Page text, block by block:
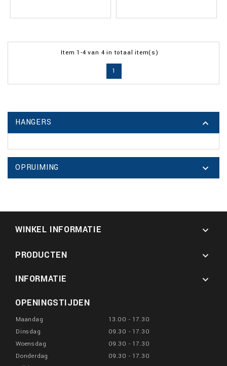
Item 1-4 van 4 in totaal item(s)
1
HANGERS 
OPRUIMING 
WINKEL INFORMATIE 
PRODUCTEN

INFORMATIE

OPENINGSTIJDEN
Maandag
13.00 - 17.30
Dinsdag
09.30 - 17.30
Woensdag
09.30 - 17.30
Donderdag
09.30 - 17.30